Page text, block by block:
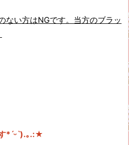
ない方はNGです。当方のブラッ
*ˊᵕˋ).｡.:★